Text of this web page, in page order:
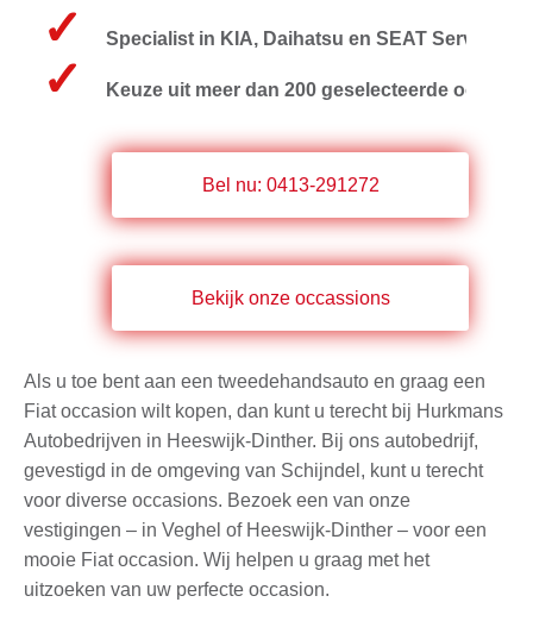
✓ Specialist in KIA, Daihatsu en SEAT Service
✓ Keuze uit meer dan 200 geselecteerde
Bel nu: 0413-291272
Bekijk onze occassions
Als u toe bent aan een tweedehandsauto en graag een
Fiat occasion wilt kopen, dan kunt u terecht bij Hurkmans
Autobedrijven in Heeswijk-Dinther. Bij ons autobedrijf,
gevestigd in de omgeving van Schijndel, kunt u terecht
voor diverse occasions. Bezoek een van onze
vestigingen – in Veghel of Heeswijk-Dinther – voor een
mooie Fiat occasion. Wij helpen u graag met het
uitzoeken van uw perfecte occasion.